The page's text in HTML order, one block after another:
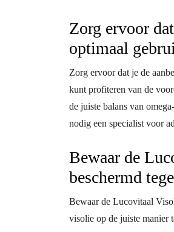
Zorg ervoor
optimaal
Zorg ervoor dat je de
kunt profiteren van de
de juiste balans van
nodig een specialist voor
Bewaar de
beschermd
Bewaar de Lucovitaal
visolie op de juiste manier